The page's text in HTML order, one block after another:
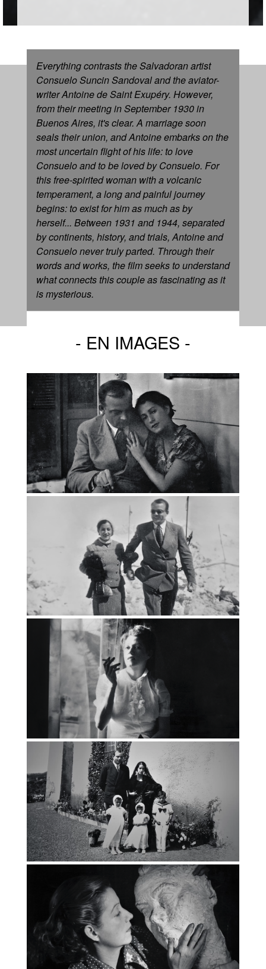
Everything contrasts the Salvadoran artist
Consuelo Suncin Sandoval and the aviator-
writer Antoine de Saint Exupéry. However,
from their meeting in September 1930 in
Buenos Aires, it's clear. A marriage soon
seals their union, and Antoine embarks on the
most uncertain flight of his life: to love
Consuelo and to be loved by Consuelo. For
this free-spirited woman with a volcanic
temperament, a long and painful journey
begins: to exist for him as much as by
herself... Between 1931 and 1944, separated
by continents, history, and trials, Antoine and
Consuelo never truly parted. Through their
words and works, the film seeks to understand
what connects this couple as fascinating as it
is mysterious.
EN IMAGES